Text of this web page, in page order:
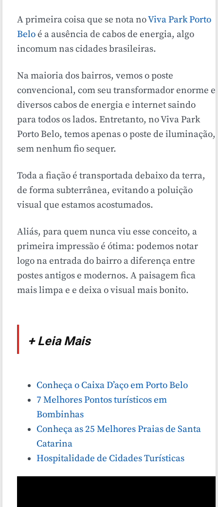
A primeira coisa que se nota noViva Park Porto
Belo é a ausência de cabos de energia, algo
incomum nas cidades brasileiras.
Na maioria dos bairros, vemos o poste
convencional, com seu transformador enorme e
diversos cabos de energia e internet saindo
para todos os lados. Entretanto, no Viva Park
Porto Belo, temos apenas o poste de iluminação,
sem nenhum fio sequer.
Toda a fiação é transportada debaixo da terra,
de forma subterrânea, evitando a poluição
visual que estamos acostumados.
Aliás, para quem nunca viu esse conceito, a
primeira impressão é ótima: podemos notar
logo na entrada do bairro a diferença entre
postes antigos e modernos. A paisagem fica
mais limpa e e deixa o visual mais bonito.
+ Leia Mais
Conheça o Caixa D’aço em Porto Belo
7 Melhores Pontos turísticos em
Bombinhas
Conheça as 25 Melhores Praias de Santa
Catarina
Hospitalidade de Cidades Turísticas